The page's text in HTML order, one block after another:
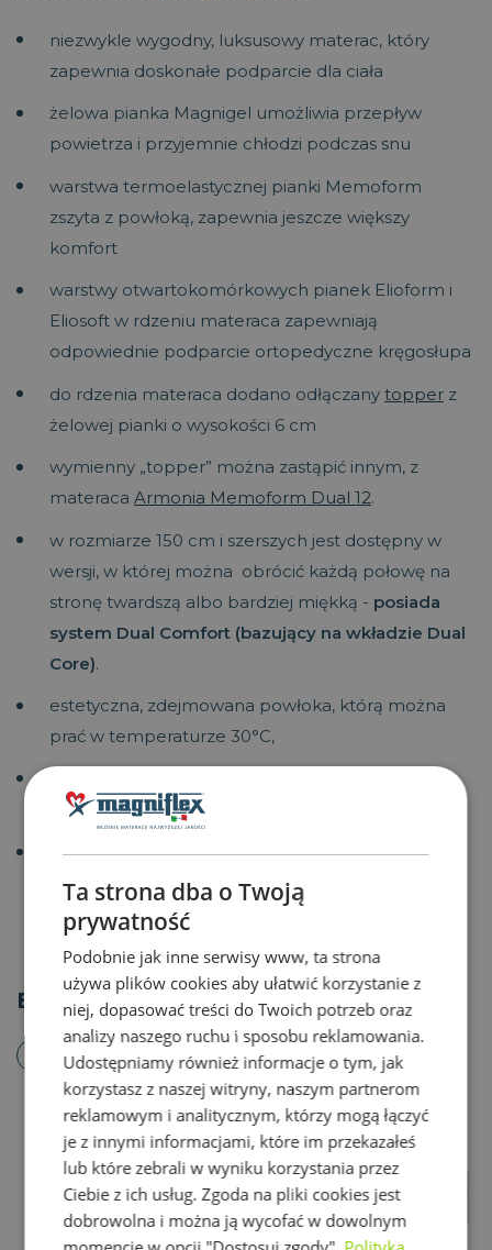
niezwykle wygodny, luksusowy materac, który
zapewnia doskonałe podparcie dla ciała
żelowa pianka Magnigel umożliwia przepływ
powietrza i przyjemnie chłodzi podczas snu
warstwa termoelastycznej pianki Memoform
zszyta z powłoką, zapewnia jeszcze większy
komfort
warstwy otwartokomórkowych pianek Elioform i
Eliosoft w rdzeniu materaca zapewniają
odpowiednie podparcie ortopedyczne kręgosłupa
do rdzenia materaca dodano odłączany topper z
żelowej pianki o wysokości 6 cm
wymienny „topper” można zastąpić innym, z
materaca Armonia Memoform Dual 12.
w rozmiarze 150 cm i szerszych jest dostępny w
wersji, w której można obrócić każdą połowę na
stronę twardszą albo bardziej miękką - posiada
system Dual Comfort (bazujący na wkładzie Dual
Core).
estetyczna, zdejmowana powłoka, którą można
prać w temperaturze 30°C,
stałym lub regulowanym stelażu listwowym.
rozszerzona gwarancja na materac na 12 lat
(standardowa gwarancja na powłokę materaca - 2
lata)
Budowa materaca
Estetyczna,
zdejmowana
powłoka, którą
można prać,
wykonana z
tworzywa
Outlast
Ta strona dba o Twoją
prywatność
Podobnie jak inne serwisy www, ta strona
używa plików cookies aby ułatwić korzystanie z
niej, dopasować treści do Twoich potrzeb oraz
analizy naszego ruchu i sposobu reklamowania.
Udostępniamy również informacje o tym, jak
korzystasz z naszej witryny, naszym partnerom
reklamowym i analitycznym, którzy mogą łączyć
je z innymi informacjami, które im przekazałeś
lub które zebrali w wyniku korzystania przez
Ciebie z ich usług. Zgoda na pliki cookies jest
dobrowolna i można ją wycofać w dowolnym